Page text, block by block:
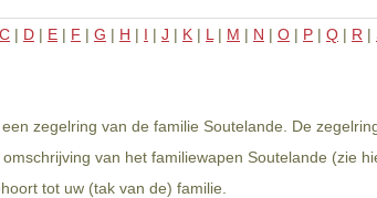
C | D | E | F | G | H | I | J | K | L | M | N | O | P | Q | R |
zegelring van de familie Soutelande. De
van het familiewapen Soutelande (zie
tot uw (tak van de) familie.